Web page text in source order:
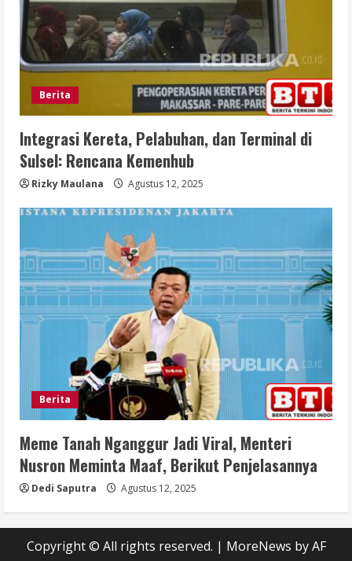
Berita
Integrasi Kereta, Pelabuhan, dan Terminal di
Sulsel: Rencana Kemenhub
Rizky Maulana Agustus 12, 2025
Berita
Meme Tanah Nganggur Jadi Viral, Menteri
Nusron Meminta Maaf, Berikut Penjelasannya
Dedi Saputra Agustus 12, 2025
Copyright © All rights reserved. | MoreNews by AF